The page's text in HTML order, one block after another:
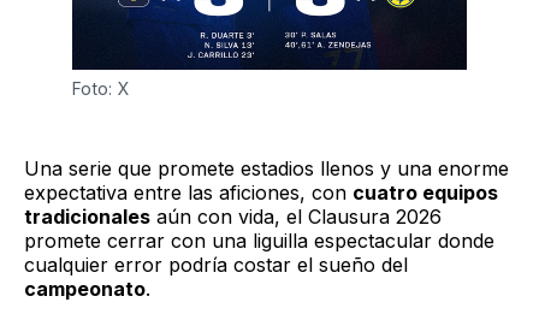
Foto: X
Una serie que promete estadios llenos y una enorme
expectativa entre las aficiones, con cuatro equipos
tradicionales aún con vida, el Clausura 2026
promete cerrar con una liguilla espectacular donde
cualquier error podría costar el sueño del
campeonato.